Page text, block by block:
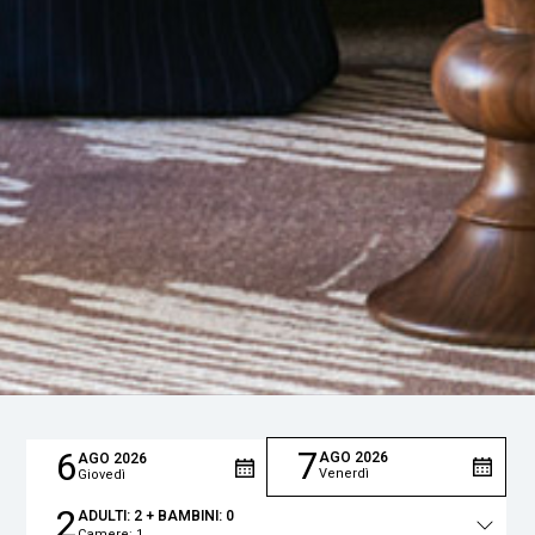
6AGO 2026
Giovedì 7AGO 2026
Venerdì
ADULTI: 2+ BAMBINI: 0